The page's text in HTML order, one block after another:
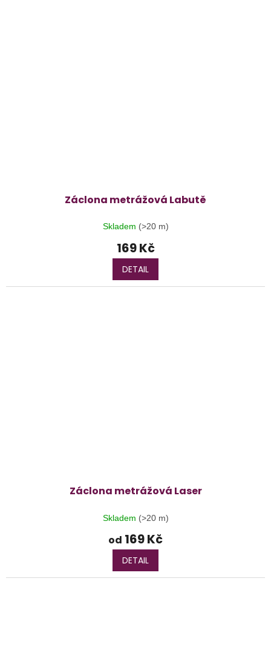
Záclona metrážová Labutě
Skladem (>20 m)
169 Kč
DETAIL
Záclona metrážová Laser
Skladem (>20 m)
od 169 Kč
DETAIL